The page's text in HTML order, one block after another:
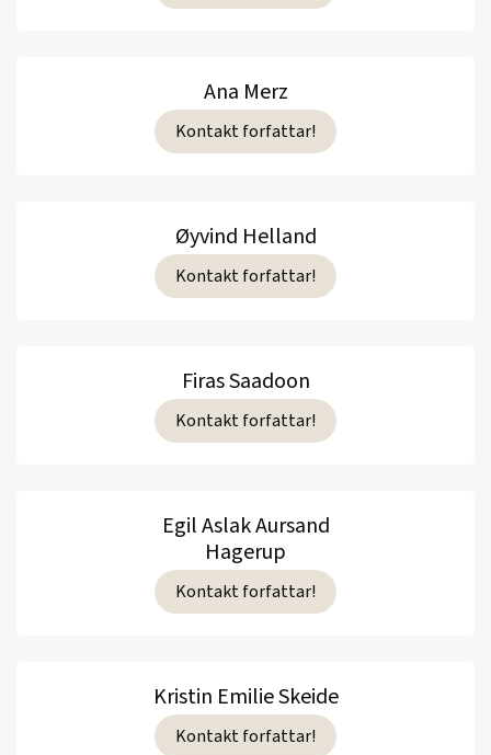
Ana Merz
Kontakt forfattar!
Øyvind Helland
Kontakt forfattar!
Firas Saadoon
Kontakt forfattar!
Egil Aslak Aursand
Hagerup
Kontakt forfattar!
Kristin Emilie Skeide
Kontakt forfattar!